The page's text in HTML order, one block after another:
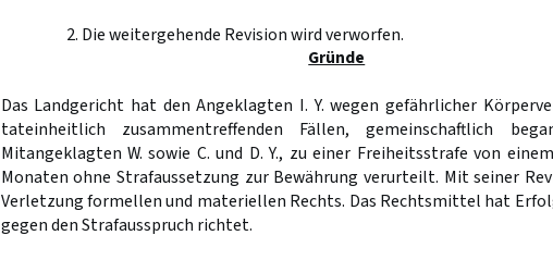
2. Die weitergehende Revision wird verworfen.
Gründe
Das Landgericht hat den Angeklagten I. Y. wegen gefährlicher
tateinheitlich zusammentreffenden Fällen, gemeinschaftlich
Mitangeklagten W. sowie C. und D. Y., zu einer Freiheitsstrafe von
Monaten ohne Strafaussetzung zur Bewährung verurteilt. Mit seiner
Verletzung formellen und materiellen Rechts. Das Rechtsmittel hat
gegen den Strafausspruch richtet.